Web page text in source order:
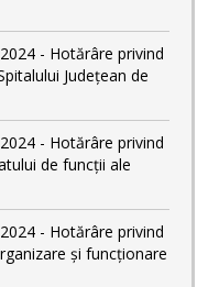
- Hotărâre privind
Județean de
- Hotărâre privind
de funcţii ale
- Hotărâre privind
și funcționare